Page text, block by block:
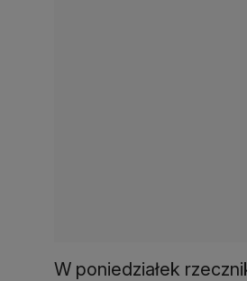
W poniedziałek